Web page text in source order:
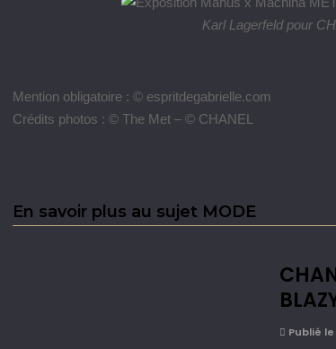
Karl Lagerfeld pour
Mention obligatoire : © espritdegabrielle.com
Crédits photos : © The Met – © CHANEL
En savoir plus au sujet MODE
Publié